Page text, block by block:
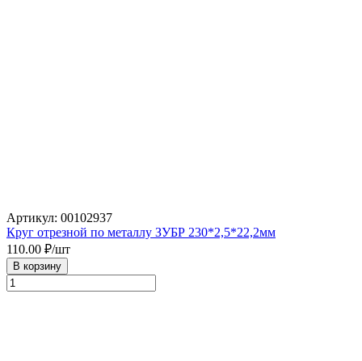
Артикул: 00102937
Круг отрезной по металлу ЗУБР 230*2,5*22,2мм
110.00 ₽/шт
В корзину